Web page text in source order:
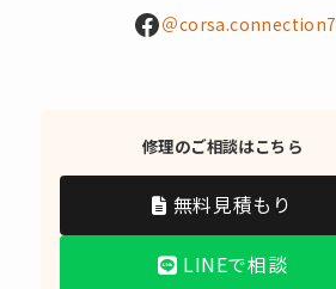
Facebook ＠corsa.connection7
修理のご相談はこちら
無料見積もり
LINEで相談